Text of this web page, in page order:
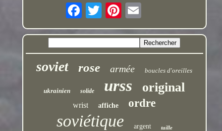
soviet rose armée boucles d'oreilles
ukrainien solide urss original
wrist affiche ordre
soviétique argent taille